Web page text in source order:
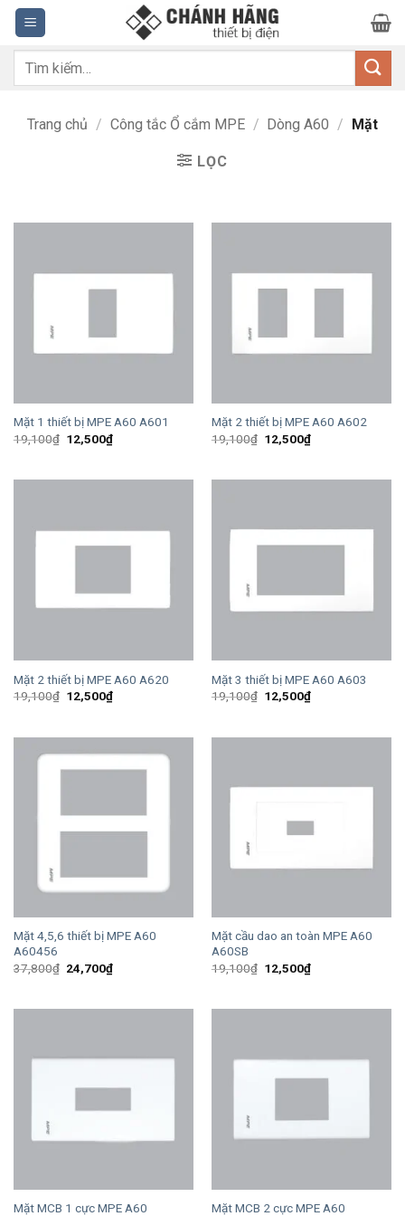
Bỏ
qua
nội
dung
Tìm
Trang chủ / Công tắc Ổ cắm MPE / Dòng A60 / Mặt
LỌC
Mặt 1 thiết bị MPE A60 A601
19,100₫ Giá
gốc
12,500₫Giá
hiện
Mặt 2 thiết bị MPE A60 A602
19,100₫ Giá
gốc
12,500₫Giá
hiện
Mặt 2 thiết bị MPE A60 A620
19,100₫ Giá
gốc
12,500₫Giá
hiện
12,500₫.
Mặt 3 thiết bị MPE A60 A603
19,100₫ Giá
gốc
12,500₫Giá
hiện
12,500₫.
Mặt 4,5,6 thiết bị MPE A60
A60456
37,800₫ Giá
gốc
24,700₫Giá
hiện
Mặt cầu dao an toàn MPE A60
A60SB
19,100₫ Giá
gốc
12,500₫Giá
hiện
Mặt MCB 1 cực MPE A60
Mặt MCB 2 cực MPE A60